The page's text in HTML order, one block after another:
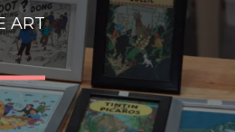
ART